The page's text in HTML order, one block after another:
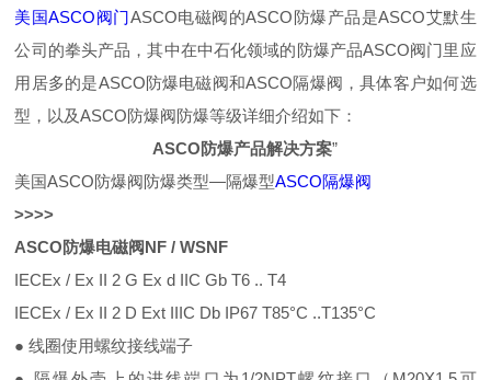
美国ASCO阀门ASCO电磁阀的ASCO防爆产品是ASCO艾默生
公司的拳头产品，其中在中石化领域的防爆产品ASCO阀门里应
用居多的是ASCO防爆电磁阀和ASCO隔爆阀，具体客户如何选
型，以及ASCO防爆阀防爆等级详细介绍如下：
ASCO防爆产品解决方案”
美国ASCO防爆阀防爆类型—隔爆型ASCO隔爆阀
>>>>
ASCO防爆电磁阀NF / WSNF
IECEx / Ex II 2 G Ex d IIC Gb T6 .. T4
IECEx / Ex II 2 D Ext IIIC Db IP67 T85°C ..T135°C
● 线圈使用螺纹接线端子